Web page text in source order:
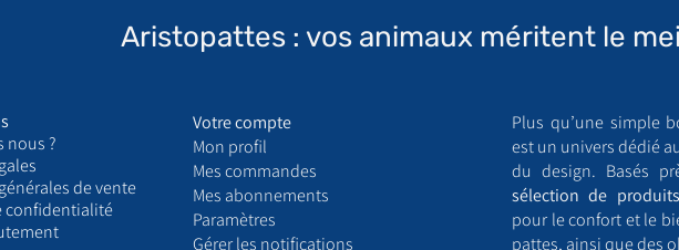
Aristopattes : vos animaux méritent le
nous ?
de vente
confidentialité
Votre compte
Mon profil
Mes commandes
Mes abonnements
Paramètres
Gérer les notifications
Plus qu’une simple
est un univers dédié
du design. Basés
sélection de
pour le confort et le
pattes, ainsi que des